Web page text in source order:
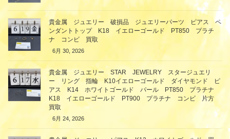
貴金属 ジュエリー 破損品 ジュエリーパーツ ピアス ペ
ンダントトップ K18 イエローゴールド PT850 プラチ
ナ コンビ 買取
6月 30, 2026
貴金属 ジュエリー STAR JEWELRY スタージュエリ
ー リング 指輪 K10イエローゴールド ダイヤモンド ピ
アス K14 ホワイトゴールド パール PT850 プラチナ
K18 イエローゴールド PT900 プラチナ コンビ 片方
買取
6月 24, 2026